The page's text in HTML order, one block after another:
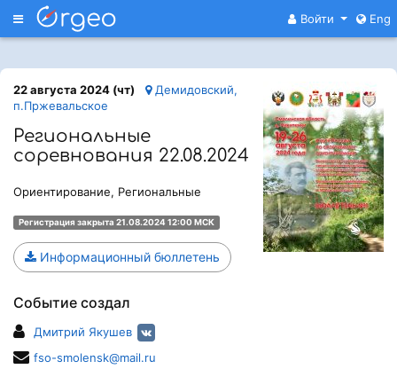
Меню Войти Eng
22 августа 2024 (чт)
Демидовский,
п.Пржевальское
Региональные
соревнования 22.08.2024
Ориентирование, Региональные
Регистрация закрыта 21.08.2024 12:00 МСК
Информационный бюллетень
Событие создал
Дмитрий Якушев
fso-smolensk@mail.ru